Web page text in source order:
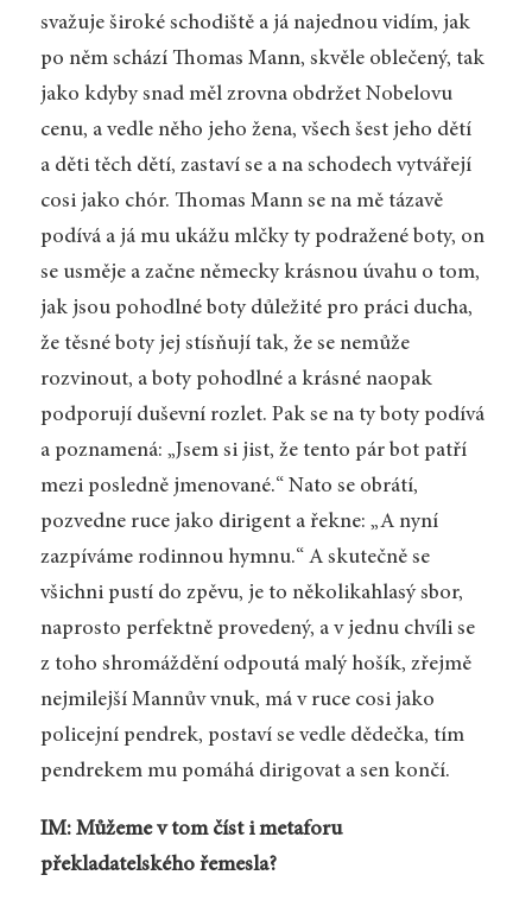
svažuje široké schodiště a já najednou vidím, jak
po něm schází Thomas Mann, skvěle oblečený, tak
jako kdyby snad měl zrovna obdržet Nobelovu
cenu, a vedle něho jeho žena, všech šest jeho dětí
a děti těch dětí, zastaví se a na schodech vytvářejí
cosi jako chór. Thomas Mann se na mě tázavě
podívá a já mu ukážu mlčky ty podražené boty, on
se usměje a začne německy krásnou úvahu o tom,
jak jsou pohodlné boty důležité pro práci ducha,
že těsné boty jej stísňují tak, že se nemůže
rozvinout, a boty pohodlné a krásné naopak
podporují duševní rozlet. Pak se na ty boty podívá
a poznamená: „Jsem si jist, že tento pár bot patří
mezi posledně jmenované.“ Nato se obrátí,
pozvedne ruce jako dirigent a řekne: „A nyní
zazpíváme rodinnou hymnu.“ A skutečně se
všichni pustí do zpěvu, je to několikahlasý sbor,
naprosto perfektně provedený, a v jednu chvíli se
z toho shromáždění odpoutá malý hošík, zřejmě
nejmilejší Mannův vnuk, má v ruce cosi jako
policejní pendrek, postaví se vedle dědečka, tím
pendrekem mu pomáhá dirigovat a sen končí.
IM: Můžeme v tom číst i metaforu
překladatelského řemesla?